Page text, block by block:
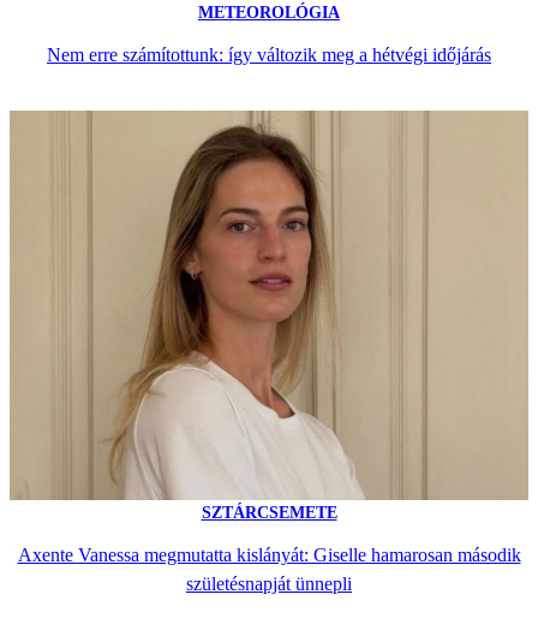
METEOROLÓGIA
Nem erre számítottunk: így változik meg a hétvégi időjárás
SZTÁRCSEMETE
Axente Vanessa megmutatta kislányát: Giselle hamarosan második
születésnapját ünnepli